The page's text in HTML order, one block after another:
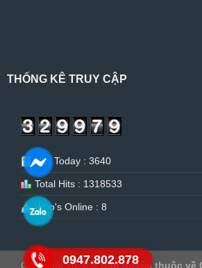
THỐNG KÊ TRUY CẬP
Hits Today : 3640
Total Hits : 1318533
Who's Online : 8
Copyright 2026 ©Bản quyền thuộc về
0947.802.878